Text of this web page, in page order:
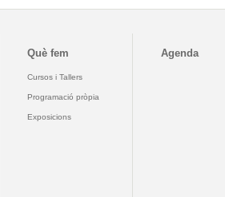
Què fem
Cursos i Tallers
Programació pròpia
Exposicions
Agenda